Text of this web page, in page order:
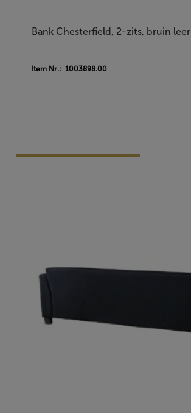
Bank Chesterfield, 2-zits, bruin leer
Item Nr.: 1003898.00